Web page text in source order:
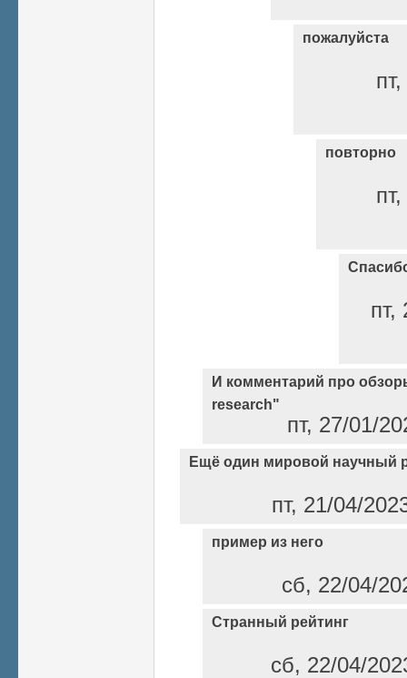
пожалуйста
повторно
пт,
И комментарий про
research"
пт, 27/01/
Ещё один мировой научный
пт, 21/04/
пример из него
сб, 22/04/
Странный рейтинг
сб, 22/04/